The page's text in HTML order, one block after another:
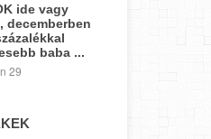
ide vagy
decemberben
baba ...
29